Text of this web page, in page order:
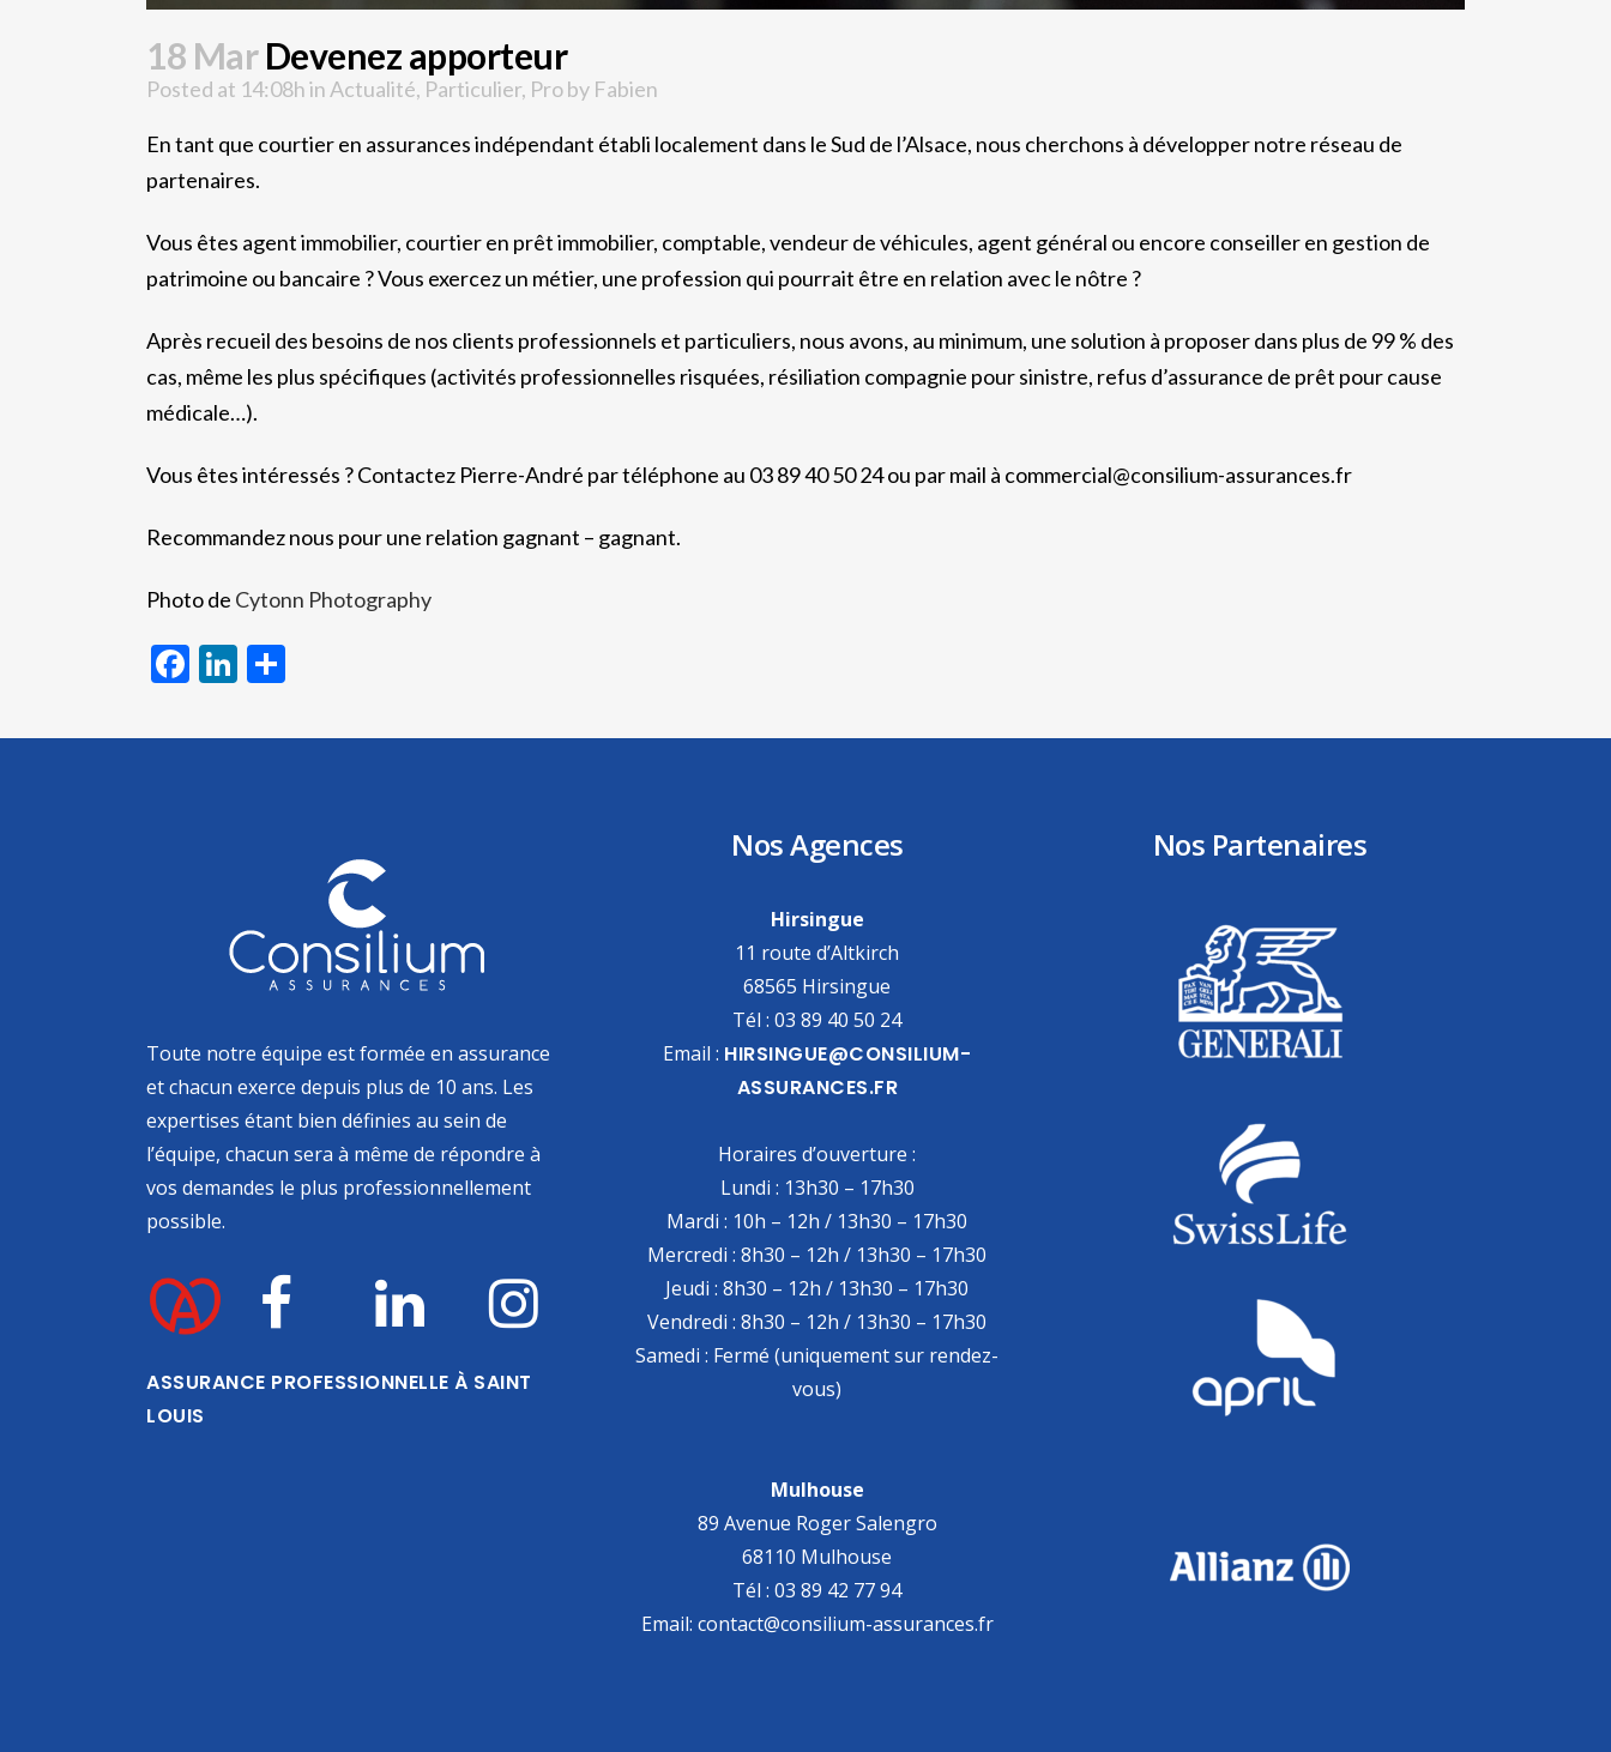
18 MarDevenez apporteur
Posted at 14:08hinActualité, Particulier, Proby Fabien
En tant que courtier en assurances indépendant établi localement dans le Sud de l’Alsace, nous cherchons à développer notre réseau de
partenaires.
Vous êtes agent immobilier, courtier en prêt immobilier, comptable, vendeur de véhicules, agent général ou encore conseiller en gestion de
patrimoine ou bancaire ? Vous exercez un métier, une profession qui pourrait être en relation avec le nôtre ?
Après recueil des besoins de nos clients professionnels et particuliers, nous avons, au minimum, une solution à proposer dans plus de 99 % des
cas, même les plus spécifiques (activités professionnelles risquées, résiliation compagnie pour sinistre, refus d’assurance de prêt pour cause
médicale…).
Vous êtes intéressés ? Contactez Pierre-André par téléphone au 03 89 40 50 24 ou par mail à commercial@consilium-assurances.fr
Recommandez nous pour une relation gagnant – gagnant.
Photo de Cytonn Photography
Facebook
LinkedIn
Toute notre équipe est formée en assurance
et chacun exerce depuis plus de 10 ans. Les
expertises étant bien définies au sein de
l’équipe, chacun sera à même de répondre à
vos demandes le plus professionnellement
possible.
ASSURANCE PROFESSIONNELLE À SAINT
LOUIS
Nos Agences
Hirsingue
11 route d’Altkirch
68565 Hirsingue
Tél : 03 89 40 50 24
Email : HIRSINGUE@CONSILIUM-
ASSURANCES.FR
Horaires d’ouverture :
Lundi : 13h30 – 17h30
Mardi : 10h – 12h / 13h30 – 17h30
Mercredi : 8h30 – 12h / 13h30 – 17h30
Jeudi : 8h30 – 12h / 13h30 – 17h30
Vendredi : 8h30 – 12h / 13h30 – 17h30
Samedi : Fermé (uniquement sur rendez-
vous)
Mulhouse
89 Avenue Roger Salengro
68110 Mulhouse
Tél : 03 89 42 77 94
Email: contact@consilium-assurances.fr
Nos Partenaires